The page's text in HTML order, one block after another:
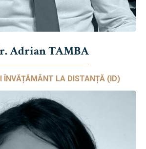
Adrian TAMBA
ÎNVĂȚĂMÂNT LA DISTANȚĂ (ID)